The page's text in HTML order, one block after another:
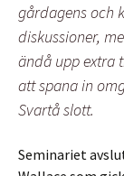
gårdagens och
diskussioner,
ändå upp extra
att spana in
Svartå slott.
Seminariet